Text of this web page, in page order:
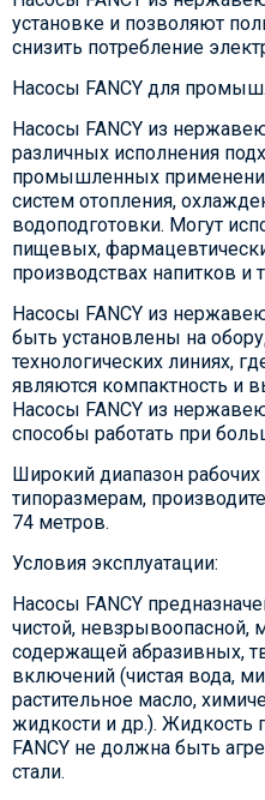
установке и позволяют
снизить потребление
Насосы FANCY для
Насосы FANCY из
различных исполнения
промышленных
систем отопления,
водоподготовки. Могут
пищевых,
производствах напитков и
Насосы FANCY из
быть установлены на
технологических линиях,
являются компактность и
Насосы FANCY из
способы работать при
Широкий диапазон рабочих
типоразмерам,
74 метров.
Условия эксплуатации:
Насосы FANCY
чистой, невзрывоопасной,
содержащей абразивных,
включений (чистая вода,
растительное масло,
жидкости и др.). Жидкость
FANCY не должна быть
стали.